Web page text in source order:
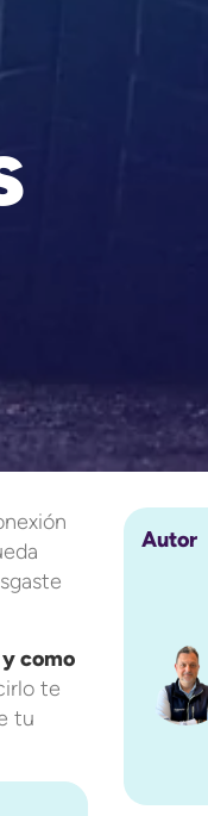
como
te
tu
Autor